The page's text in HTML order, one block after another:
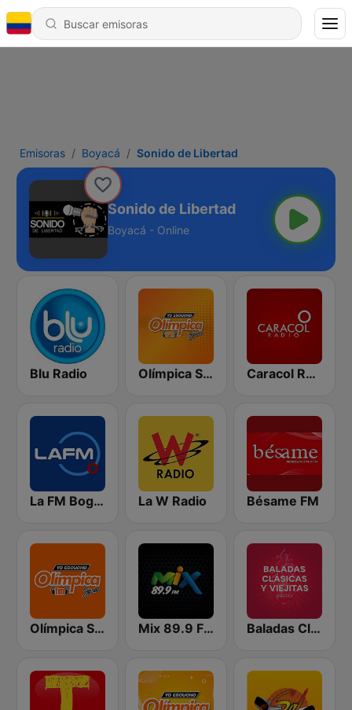
Emisoras Boyacá Sonido de Libertad
Sonido de Libertad
Boyacá - Online
Blu Radio Olímpica Stereo - Medellín 104.9 FM Caracol Radio
La FM Bogotá La W Radio Bésame FM
Olímpica Stereo Cali 104.5 FM Mix 89.9 FM Medellin Baladas Clásicas y Viejitas Radio